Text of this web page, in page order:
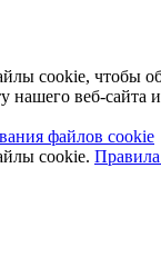
cookie, чтобы
нашего веб-сайта
файлов cookie
cookie.